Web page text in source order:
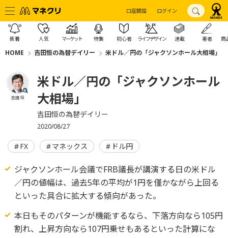
口座開設 ログイン
新着 人気 マーケット 特集 初心者 ライフデザイン 連載 著者 商
HOME 吉田恒の為替デイリー 米ドル／円の「ジャクソンホール大相場」
吉田 恒
米ドル／円の「ジャクソンホール
大相場」
吉田恒の為替デイリー
2020/08/27
FX マネックス ドル円
ジャクソンホール会議でFRB議長が講演する日の米ドル
／円の値幅は、過去5年の平均が1円を僅かながら上回る
といった具合に拡大する傾向があった。
本日もそのパターンが機能するなら、下落方向なら105円
割れ、上昇方向なら107円乗せもあるといった計算にな